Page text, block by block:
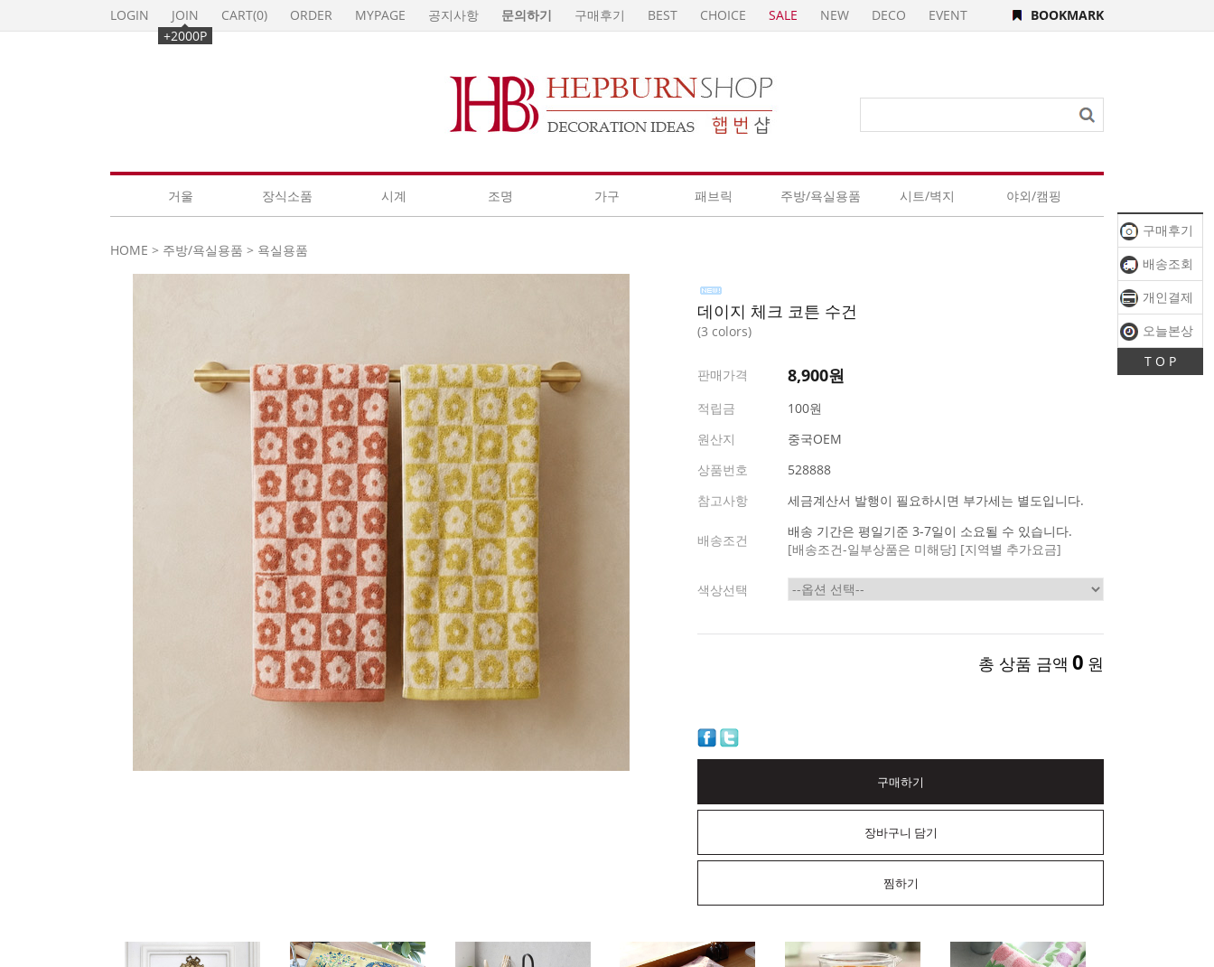
구매후기
배송조회
개인결제
오늘본상
T O P
LOGIN
JOIN
+2000P
CART(0) ORDER MYPAGE 공지사항 문의하기 구매후기 BEST CHOICE SALE NEW DECO EVENT BOOKMARK
거울 장식소품 시계 조명 가구 패브릭 주방/욕실용품 시트/벽지 야외/캠핑
HOME > 주방/욕실용품 > 욕실용품
데이지 체크 코튼 수건
(3 colors)
판매가격 8,900원
적립금
100원
원산지
중국OEM
상품번호
528888
참고사항
세금계산서 발행이 필요하시면 부가세는 별도입니다.
배송조건
배송 기간은 평일기준 3-7일이 소요될 수 있습니다.
[배송조건-일부상품은 미해당] [지역별 추가요금]
색상선택
총 상품 금액 0 원
구매하기
장바구니 담기
찜하기